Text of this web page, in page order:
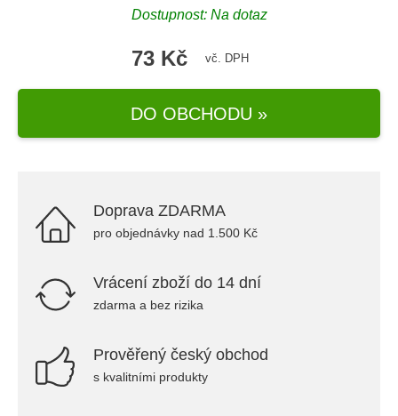
Dostupnost: Na dotaz
73 Kč vč. DPH
DO OBCHODU »
Doprava ZDARMA
pro objednávky nad 1.500 Kč
Vrácení zboží do 14 dní
zdarma a bez rizika
Prověřený český obchod
s kvalitními produkty